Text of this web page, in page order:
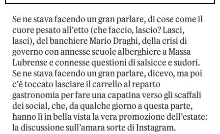
Se ne stava facendo un gran parlare, di cose come il
cuore pesato all’etto (che faccio, lascio? Lasci,
lasci), del banchiere Mario Draghi, della crisi di
governo con annesse scuole alberghiere a Massa
Lubrense e connesse questioni di salsicce e sudori.
Se ne stava facendo un gran parlare, dicevo, ma poi
c’è toccato lasciare il carrello al reparto
gastronomia per fare una capatina verso gli scaffali
dei social, che, da qualche giorno a questa parte,
hanno lì in bella vista la vera promozione dell’estate:
la discussione sull’amara sorte di Instagram.